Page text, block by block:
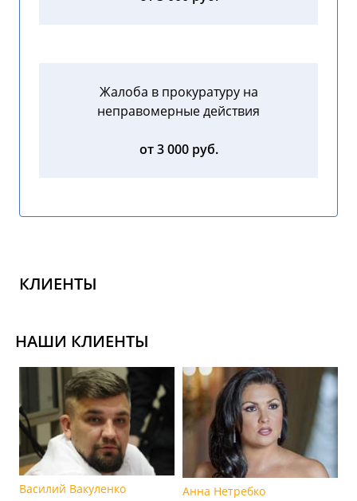
Жалоба в прокуратуру на
неправомерные действия
от 3 000 руб.
КЛИЕНТЫ
НАШИ КЛИЕНТЫ
Василий Вакуленко Анна Нетребко